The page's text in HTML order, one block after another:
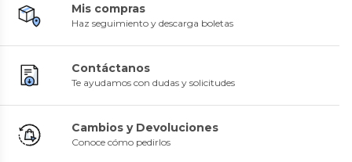
Mis compras
Haz seguimiento y descarga boletas
Contáctanos
Te ayudamos con dudas y solicitudes
Cambios y Devoluciones
Conoce cómo pedirlos